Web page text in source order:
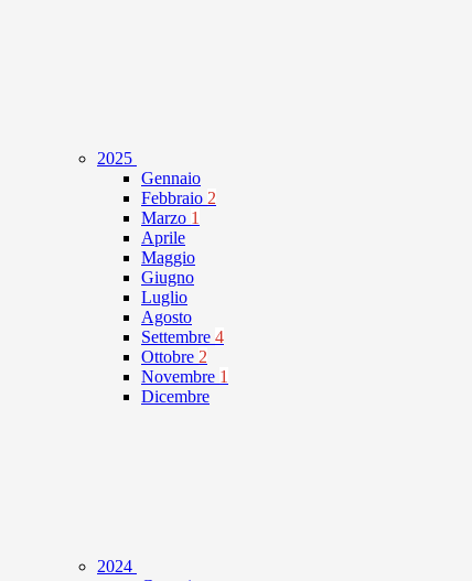
2025
Gennaio
Febbraio 2
Marzo 1
Aprile
Maggio
Giugno
Luglio
Agosto
Settembre 4
Ottobre 2
Novembre 1
Dicembre
2024